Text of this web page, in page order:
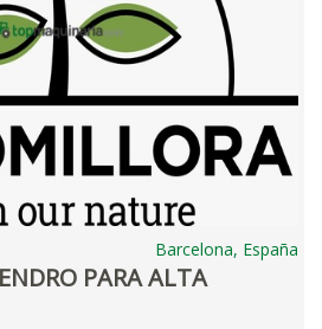
Barcelona, España
PARA ALTA